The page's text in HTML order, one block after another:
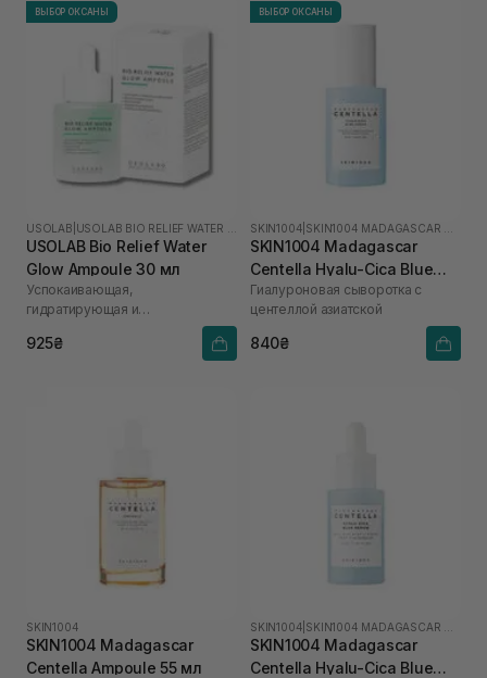
ВЫБОР ОКСАНЫ
USOLAB
USOLAB Bio Relief Water
Glow Ampoule 30 мл
Успокаивающая,
гидратирующая и
925₴
ВЫБОР ОКСАНЫ
SKIN1004
SKIN1004 Madagascar
Centella Hyalu-Cica Blue
Serum 50 мл
Гиалуроновая сыворотка с
центеллой азиатской
840₴
SKIN1004
SKIN1004 Madagascar
Centella Ampoule 55 мл
SKIN1004
SKIN1004 Madagascar
Centella Hyalu-Cica Blue